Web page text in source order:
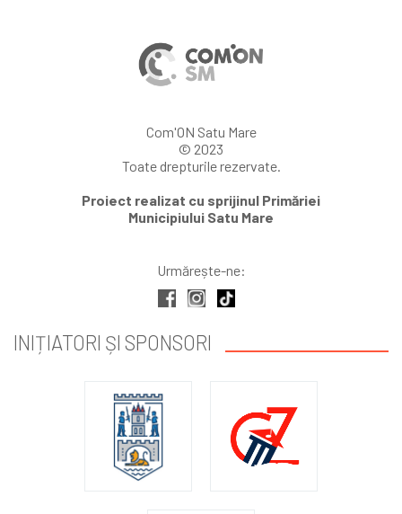
Com'ON Satu Mare
© 2023
Toate drepturile rezervate.
Proiect realizat cu sprijinul Primăriei
Municipiului Satu Mare
Urmărește-ne:
INIȚIATORI ȘI SPONSORI